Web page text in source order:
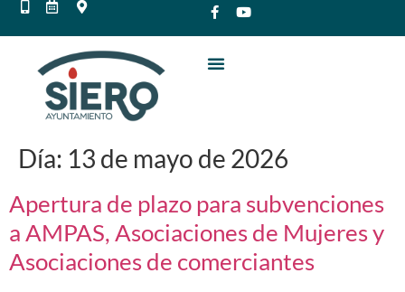
Día: 13 de mayo de 2026
Apertura de plazo para subvenciones
a AMPAS, Asociaciones de Mujeres y
Asociaciones de comerciantes